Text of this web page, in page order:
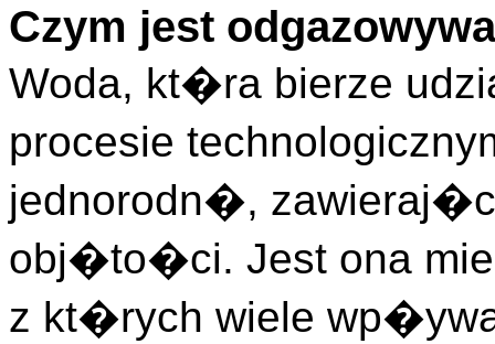
Czym jest
Woda, kt�ra bierze
procesie
jednorodn�,
obj�to�ci. Jest ona
z kt�rych wiele